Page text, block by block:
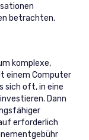
betrachten.
komplexe,
einem Computer
sich oft, in eine
Dann
erforderlich